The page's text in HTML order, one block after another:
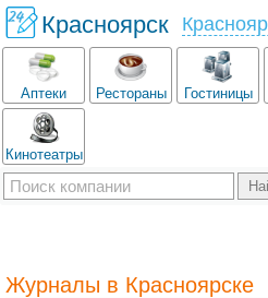
Красноярск
Аптеки Рестораны Гостиницы
Кинотеатры
Журналы в Красноярске